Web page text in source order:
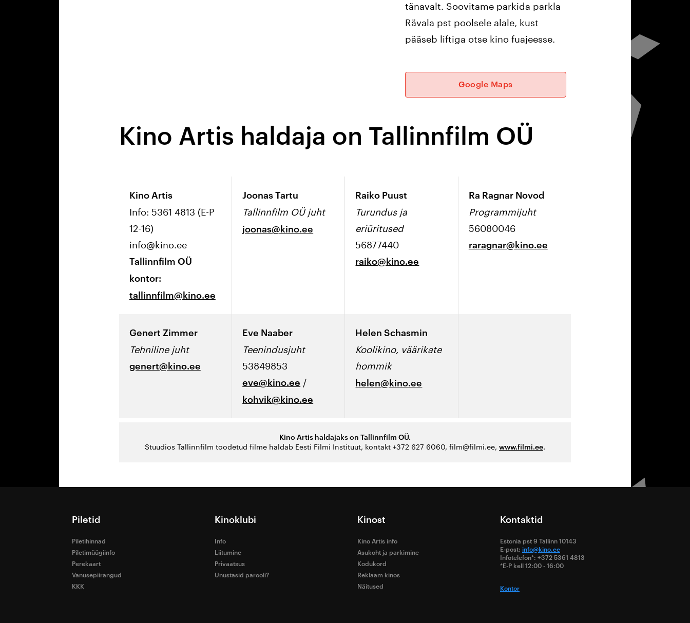
tänavalt. Soovitame parkida parkla
Rävala pst poolsele alale, kust
pääseb liftiga otse kino fuajeesse.
Google Maps
Kino Artis haldaja on Tallinnfilm OÜ
Kino Artis
Info: 5361 4813 (E-P
12-16)
info@kino.ee
Tallinnfilm OÜ
kontor:
tallinnfilm@kino.ee
Genert Zimmer
Tehniline juht
genert@kino.ee
Joonas Tartu
Tallinnfilm OÜ juht
joonas@kino.ee
Eve Naaber
Teenindusjuht
53849853
eve@kino.ee /
kohvik@kino.ee
Raiko Puust
Turundus ja
eriüritused
56877440
raiko@kino.ee
Helen Schasmin
Koolikino, väärikate
hommik
helen@kino.ee
Ra Ragnar Novod
Programmijuht
56080046
raragnar@kino.ee
Kino Artis haldajaks on Tallinnfilm OÜ.
Stuudios Tallinnfilm toodetud filme haldab Eesti Filmi Instituut, kontakt +372 627 6060, film@filmi.ee, www.filmi.ee.
Piletid
Piletihinnad
Piletimüügiinfo
Perekaart
Vanusepiirangud
KKK
Kinoklubi
Info
Liitumine
Privaatsus
Unustasid parooli?
Kinost
Kino Artis info
Asukoht ja parkimine
Kodukord
Reklaam kinos
Näitused
Kontaktid
Estonia pst 9 Tallinn 10143
E-post: info@kino.ee
Infotelefon*: +372 5361 4813
*E-P kell 12:00 - 16:00
Kontor